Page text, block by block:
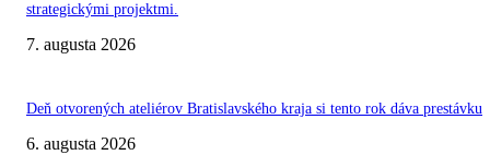
strategickými projektmi.
7. augusta 2026
Deň otvorených ateliérov Bratislavského kraja si tento rok dáva prestávku
6. augusta 2026